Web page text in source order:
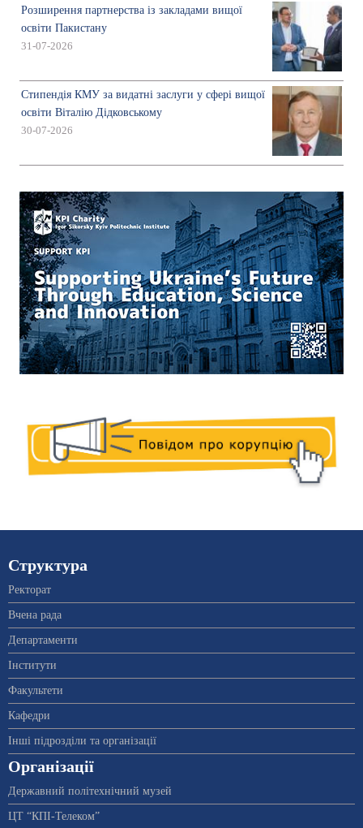
Розширення партнерства із закладами вищої
освіти Пакистану
31-07-2026
Стипендія КМУ за видатні заслуги у сфері вищої
освіти Віталію Дідковському
30-07-2026
Структура
Ректорат
Вчена рада
Департаменти
Інститути
Факультети
Кафедри
Інші підрозділи та організації
Організації
Державний політехнічний музей
ЦТ “КПІ-Телеком”